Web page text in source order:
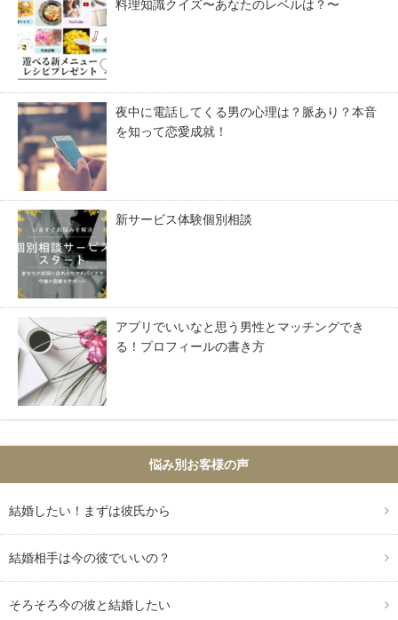
料理知識クイズ〜あなたのレベルは？〜
夜中に電話してくる男の心理は？脈あり？本音
を知って恋愛成就！
新サービス体験個別相談
アプリでいいなと思う男性とマッチングでき
る！プロフィールの書き方
悩み別お客様の声
結婚したい！まずは彼氏から
結婚相手は今の彼でいいの？
そろそろ今の彼と結婚したい